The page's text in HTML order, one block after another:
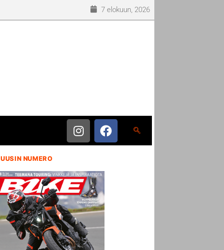
7 elokuun, 2026
UUSIN NUMERO